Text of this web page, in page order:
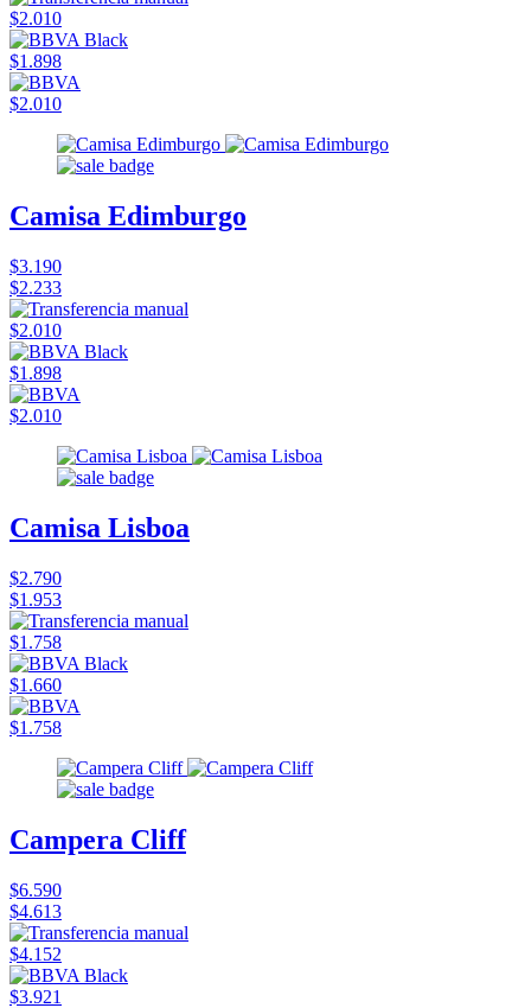
$2.010
$1.898
$2.010
Camisa Edimburgo
$3.190
$2.233
$2.010
$1.898
$2.010
Camisa Lisboa
$2.790
$1.953
$1.758
$1.660
$1.758
Campera Cliff
$6.590
$4.613
$4.152
$3.921